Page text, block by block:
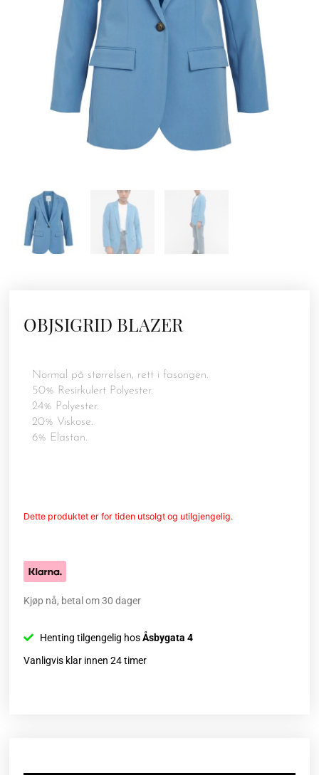
OBJSIGRID BLAZER
Normal på størrelsen, rett i fasongen.
50% Resirkulert Polyester.
24% Polyester.
20% Viskose.
6% Elastan.
Dette produktet er for tiden utsolgt og utilgjengelig.
Kjøp nå, betal om 30 dager
Henting tilgengelig hosÅsbygata 4
Vanligvis klar innen 24 timer